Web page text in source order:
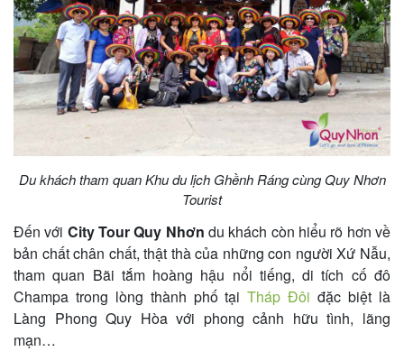
Du khách tham quan Khu du lịch Ghềnh Ráng cùng Quy Nhơn
Tourist
Đến với City Tour Quy Nhơn du khách còn hiểu rõ hơn về
bản chất chân chất, thật thà của những con người Xứ Nẫu,
tham quan Bãi tắm hoàng hậu nổi tiếng, di tích cố đô
Champa trong lòng thành phố tạiTháp Đôi đặc biệt là
Làng Phong Quy Hòa với phong cảnh hữu tình, lãng
mạn…